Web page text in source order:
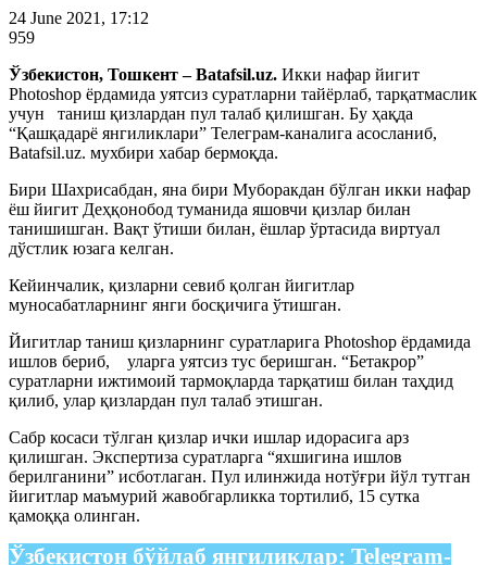
24 June 2021, 17:12
959
Ўзбекистон, Тошкент – Batafsil.uz. Икки нафар йигит
Photoshop ёрдамида уятсиз суратларни тайёрлаб, тарқатмаслик
учун таниш қизлардан пул талаб қилишган. Бу ҳақда
“Қашқадарё янгиликлари” Телеграм-каналига асосланиб,
Batafsil.uz. мухбири хабар бермоқда.
Бири Шахрисабдан, яна бири Муборакдан бўлган икки нафар
ёш йигит Деҳқонобод туманида яшовчи қизлар билан
танишишган. Вақт ўтиши билан, ёшлар ўртасида виртуал
дўстлик юзага келган.
Кейинчалик, қизларни севиб қолган йигитлар
муносабатларнинг янги босқичига ўтишган.
Йигитлар таниш қизларнинг суратларига Photoshop ёрдамида
ишлов бериб, уларга уятсиз тус беришган. “Бетакрор”
суратларни ижтимоий тармоқларда тарқатиш билан таҳдид
қилиб, улар қизлардан пул талаб этишган.
Сабр косаси тўлган қизлар ички ишлар идорасига арз
қилишган. Экспертиза суратларга “яхшигина ишлов
берилганини” исботлаган. Пул илинжида нотўғри йўл тутган
йигитлар маъмурий жавобгарликка тортилиб, 15 сутка
қамоққа олинган.
Ўзбекистон бўйлаб янгиликлар: Telegram-